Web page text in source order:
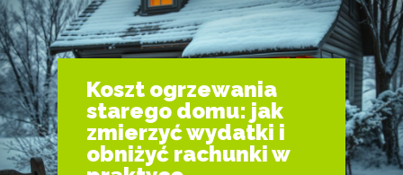
Koszt ogrzewania
starego domu: jak
zmierzyć wydatki i
obniżyć rachunki w